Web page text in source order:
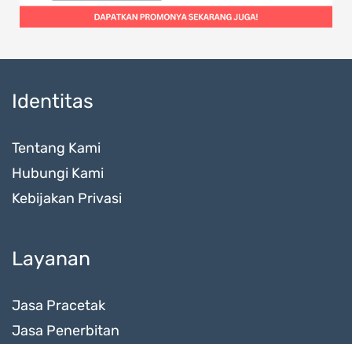
Identitas
Tentang Kami
Hubungi Kami
Kebijakan Privasi
Layanan
Jasa Pracetak
Jasa Penerbitan